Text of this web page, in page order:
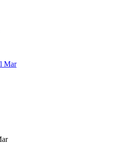
Mar